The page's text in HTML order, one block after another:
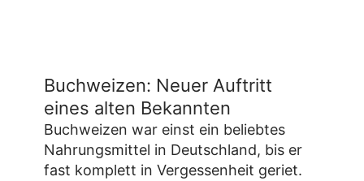
Buchweizen: Neuer Auftritt
eines alten Bekannten
Buchweizen war einst ein beliebtes
Nahrungsmittel in Deutschland, bis er
fast komplett in Vergessenheit geriet.